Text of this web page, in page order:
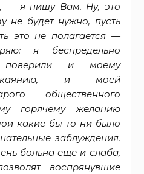
— я пишу Вам. Ну, это
не будет нужно, пусть
это не полагается —
я беспредельно
поверили и моему
и моей
общественного
горячему желанию
какие бы то ни было
заблуждения.
больна еще и слаба,
воспрянувшие